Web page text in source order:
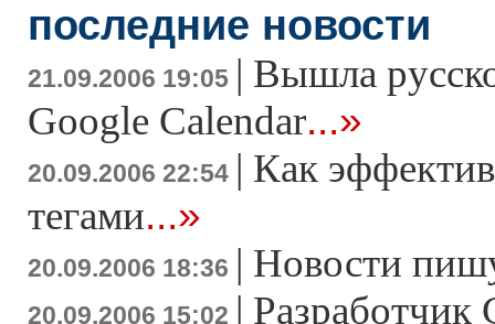
последние новости
21.09.2006 19:05 | Вышла
Google Calendar...»
20.09.2006 22:54 | Как
тегами...»
20.09.2006 18:36 | Новости
20.09.2006 15:02 | Разработчик